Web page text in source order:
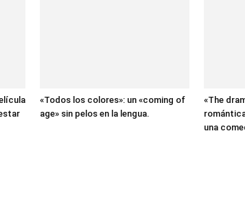
«Todos los colores»: un «coming of
age» sin pelos en la lengua.
«The
una